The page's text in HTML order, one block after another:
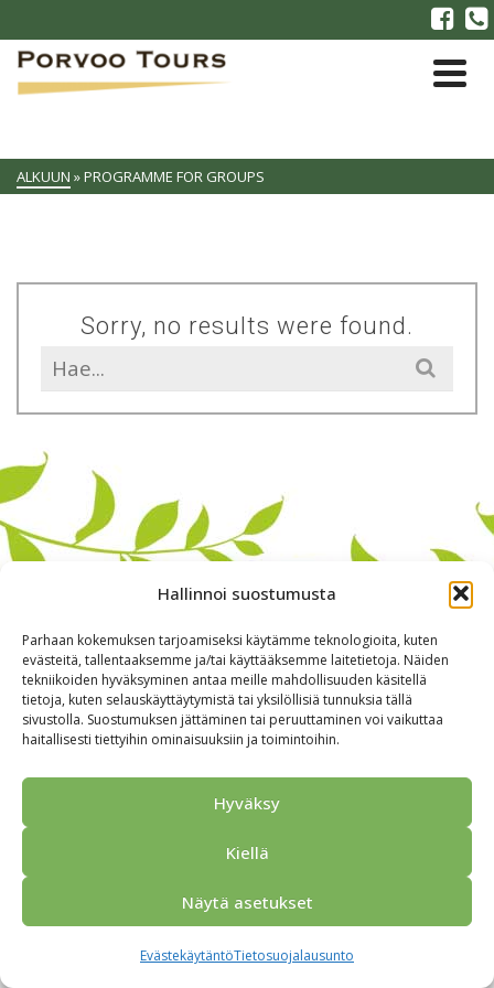
Hallinnoi suostumusta
Parhaan kokemuksen tarjoamiseksi käytämme teknologioita, kuten
evästeitä, tallentaaksemme ja/tai käyttääksemme laitetietoja. Näiden
tekniikoiden hyväksyminen antaa meille mahdollisuuden käsitellä
tietoja, kuten selauskäyttäytymistä tai yksilöllisiä tunnuksia tällä
sivustolla. Suostumuksen jättäminen tai peruuttaminen voi vaikuttaa
haitallisesti tiettyihin ominaisuuksiin ja toimintoihin.
Hyväksy
Kiellä
Näytä asetukset
EvästekäytäntöTietosuojalausunto
ALKUUN »PROGRAMME FOR GROUPS
Sorry, no results were found.
Search
for:
Alkuun Ryhmille Kokous & Ohjelmat
Yhteistyökumppanit
Tarjouspyyntö
Anna palautetta
Tietosuojaseloste
© 2026 Porvoo Tours - matkanjärjestäjä / FPW